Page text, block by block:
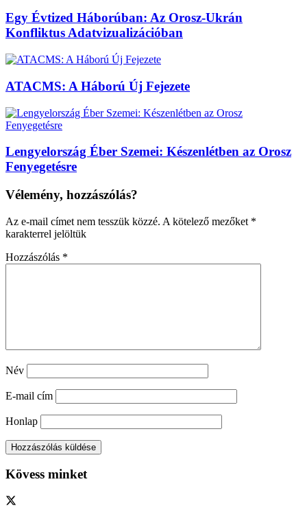
Egy Évtized Háborúban: Az Orosz-Ukrán
Konfliktus Adatvizualizációban
ATACMS: A Háború Új Fejezete
Lengyelország Éber Szemei: Készenlétben az Orosz
Fenyegetésre
Vélemény, hozzászólás?
Az e-mail címet nem tesszük közzé. A kötelező mezőket *
karakterrel jelöltük
Hozzászólás *
Név
E-mail cím
Honlap
Kövess minket